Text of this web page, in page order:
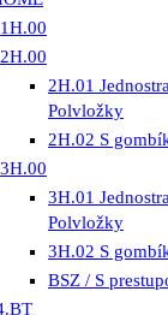
1H.00
2H.00
2H.01
Polvložky
2H.02 S
3H.00
3H.01
Polvložky
3H.02 S
BSZ / S